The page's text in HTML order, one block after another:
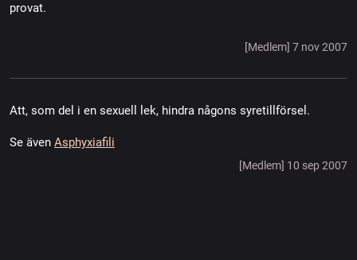
provat.
[Medlem] 7 nov 2007
Att, som del i en sexuell lek, hindra någons syretillförsel.
Se även Asphyxiafili
[Medlem] 10 sep 2007